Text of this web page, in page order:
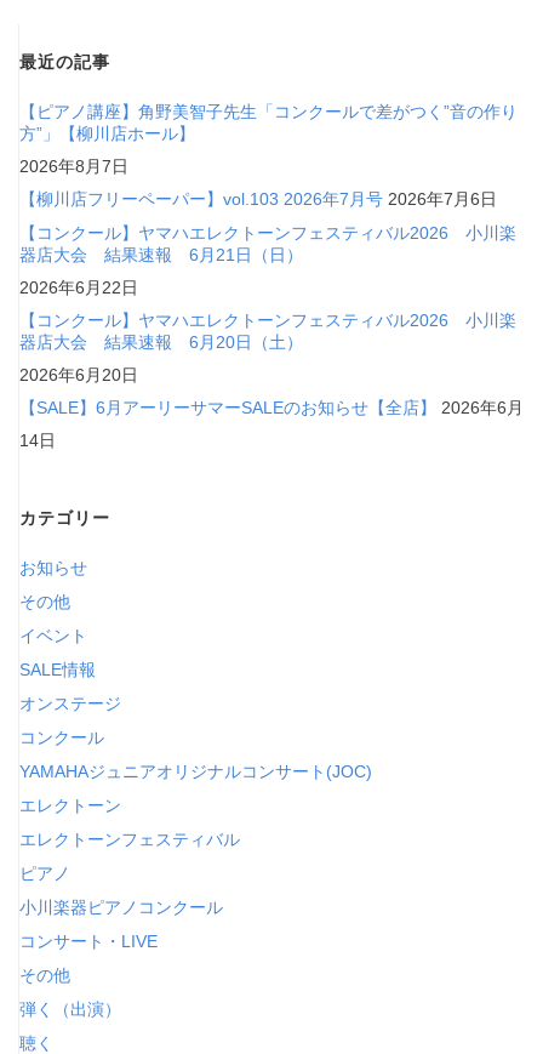
最近の記事
【ピアノ講座】角野美智子先生「コンクールで差がつく”音の作り
方”」【柳川店ホール】
2026年8月7日
【柳川店フリーペーパー】vol.103 2026年7月号 2026年7月6日
【コンクール】ヤマハエレクトーンフェスティバル2026 小川楽
器店大会 結果速報 6月21日（日）
2026年6月22日
【コンクール】ヤマハエレクトーンフェスティバル2026 小川楽
器店大会 結果速報 6月20日（土）
2026年6月20日
【SALE】6月アーリーサマーSALEのお知らせ【全店】
2026年6月
14日
カテゴリー
お知らせ
その他
イベント
SALE情報
オンステージ
コンクール
YAMAHAジュニアオリジナルコンサート(JOC)
エレクトーン
エレクトーンフェスティバル
ピアノ
小川楽器ピアノコンクール
コンサート・LIVE
その他
弾く（出演）
聴く